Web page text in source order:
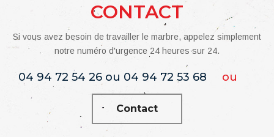
CONTACT
Si vous avez besoin de travailler le marbre, appelez simplement
notre numéro d'urgence 24 heures sur 24.
04 94 72 54 26 ou 04 94 72 53 68 ou
Contact